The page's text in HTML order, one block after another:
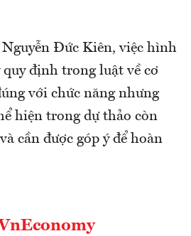
Đức Kiên, việc hình
định trong luật về cơ
với chức năng nhưng
hiện trong dự thảo còn
cần được góp ý để hoàn